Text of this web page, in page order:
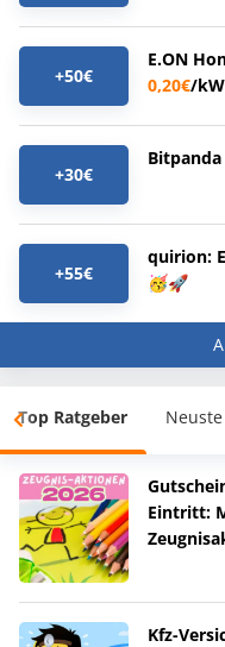
+50€
E.ON
0,20€/
+30€
Bitpanda
+55€
quirion:
🥳🚀
Top Ratgeber
Eintritt:
Kfz-